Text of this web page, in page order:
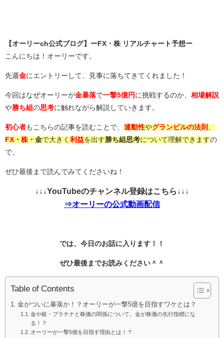
【オーリーch公式ブログ】ーFX・株 リアルチャート予想ー
こんにちは！オーリーです。
先週 金にエントリーして、見事に落ちてきてくれました！
今回はなぜオーリーが金暴落で一撃5億円 に挑戦するのか、 相場解説
や勝ち組 の思考に触れながら解説していきます。
初心者もこちらの記事を読むことで、 連動性やグランビルの法則
FX ・ 株 ・金で大きく 利益を出す勝ち組思考について理解できますの
で、
ぜひ最後まで読んでみてくださいね！
↓↓↓YouTubeのチャンネル登録はこちら↓↓↓
⇒オーリーの公式動画配信
では、今日のお話に入ります！！
ぜひ最後までお読みください＾＾
Table of Contents
金がついに暴落か！？オーリーが一撃5億を目指すワケとは？
金や銀・プラチナと株価の関係について。金が株価の先行指標にな
る！？
オーリーが一撃5億を目指す理由とは！？